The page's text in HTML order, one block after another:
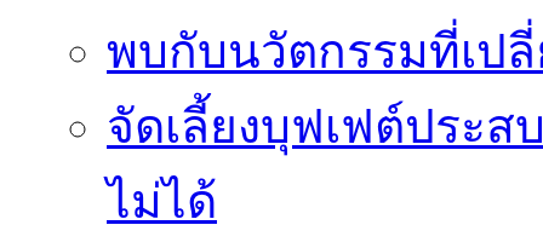
พบกับนวัตกรรมที่เป
จัดเลี้ยงบุฟเฟต์ประ
ไม่ได้